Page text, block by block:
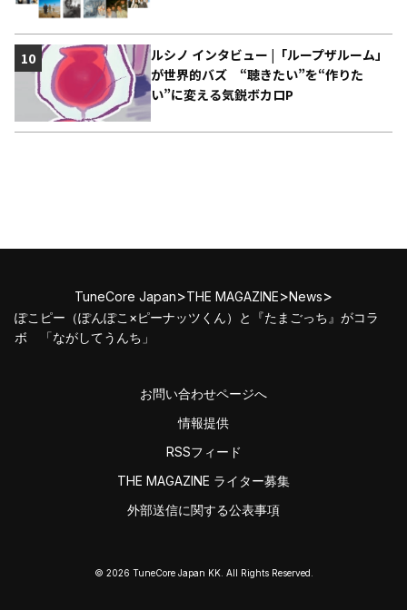
ルシノ インタビュー |「ループザルーム」
が世界的バズ “聴きたい”を“作りた
い”に変える気鋭ボカロP
10
TuneCore Japan>THE MAGAZINE>News>
ぽこピー（ぽんぽこ×ピーナッツくん）と『たまごっち』がコラ
ボ 「ながしてうんち」
お問い合わせページへ
情報提供
RSSフィード
THE MAGAZINE ライター募集
外部送信に関する公表事項
© 2026 TuneCore Japan KK. All Rights Reserved.